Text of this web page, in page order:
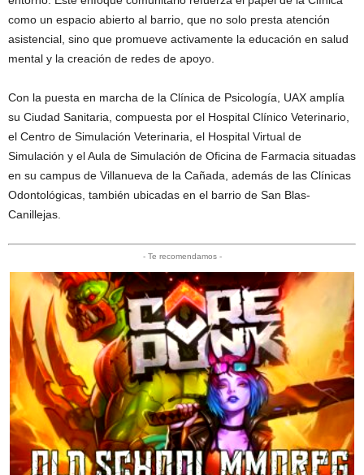
como un espacio abierto al barrio, que no solo presta atención
asistencial, sino que promueve activamente la educación en salud
mental y la creación de redes de apoyo.
Con la puesta en marcha de la Clínica de Psicología, UAX amplía
su Ciudad Sanitaria, compuesta por el Hospital Clínico Veterinario,
el Centro de Simulación Veterinaria, el Hospital Virtual de
Simulación y el Aula de Simulación de Oficina de Farmacia situadas
en su campus de Villanueva de la Cañada, además de las Clínicas
Odontológicas, también ubicadas en el barrio de San Blas-
Canillejas.
- Te recomendamos -